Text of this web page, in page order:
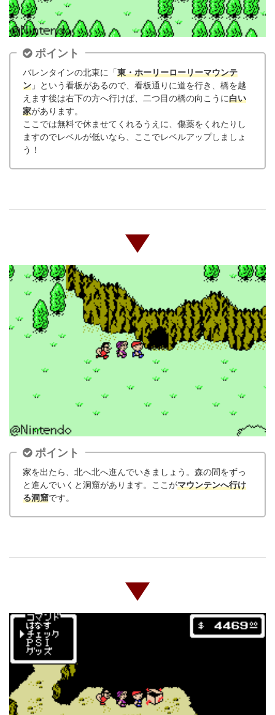
ポイント
バレンタインの北東に「東・ホーリーローリーマウンテ
ン 」という看板があるので、看板通りに道を行き、橋を越
えます後は右下の方へ行けば、二つ目の橋の向こうに白い
家があります。
ここでは無料で休ませてくれるうえに、傷薬をくれたりし
ますのでレベルが低いなら、ここでレベルアップしましょ
う！
ポイント
家を出たら、北へ北へ進んでいきましょう。森の間をずっ
と進んでいくと洞窟があります。ここがマウンテンへ行け
る洞窟です。